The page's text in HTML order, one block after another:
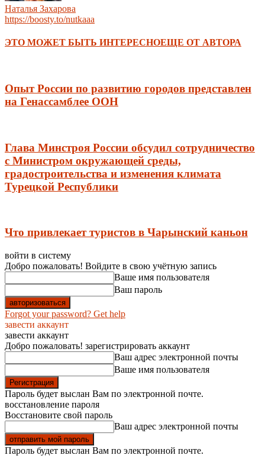
Наталья Захарова
https://boosty.to/nutkaaa
ЭТО МОЖЕТ БЫТЬ ИНТЕРЕСНОЕЩЕ ОТ АВТОРА
Опыт России по развитию городов представлен
на Генассамблее ООН
Глава Минстроя России обсудил сотрудничество
с Министром окружающей среды,
градостроительства и изменения климата
Турецкой Республики
Что привлекает туристов в Чарынский каньон
войти в систему
Добро пожаловать! Войдите в свою учётную запись
Ваше имя пользователя
Ваш пароль
Forgot your password? Get help
завести аккаунт
завести аккаунт
Добро пожаловать! зарегистрировать аккаунт
Ваш адрес электронной почты
Ваше имя пользователя
Пароль будет выслан Вам по электронной почте.
восстановление пароля
Восстановите свой пароль
Ваш адрес электронной почты
Пароль будет выслан Вам по электронной почте.